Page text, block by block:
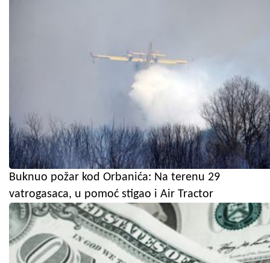
Buknuo požar kod Orbanića: Na terenu 29
vatrogasaca, u pomoć stigao i Air Tractor